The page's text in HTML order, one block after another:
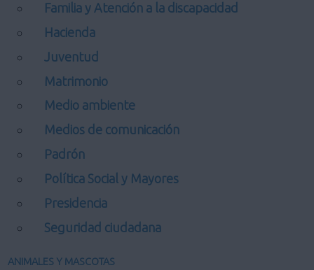
Familia y Atención a la discapacidad
Hacienda
Juventud
Matrimonio
Medio ambiente
Medios de comunicación
Padrón
Política Social y Mayores
Presidencia
Seguridad ciudadana
ANIMALES Y MASCOTAS